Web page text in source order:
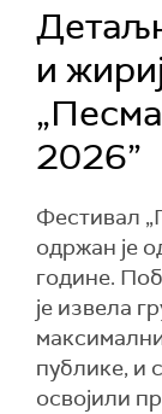
и
2026”
Фестивал
одржан је
године.
је извела
публике, и
освојили